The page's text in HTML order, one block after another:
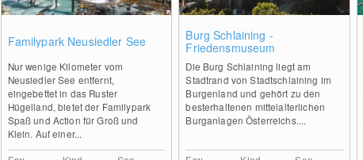
Familypark Neusiedler See
Nur wenige Kilometer vom
Neusiedler See entfernt,
eingebettet in das Ruster
Hügelland, bietet der Familypark
Spaß und Action für Groß und
Klein. Auf einer...
Burg Schlaining -
Friedensmuseum
Die Burg Schlaining liegt am
Stadtrand von Stadtschlaining im
Burgenland und gehört zu den
besterhaltenen mittelalterlichen
Burganlagen Österreichs....